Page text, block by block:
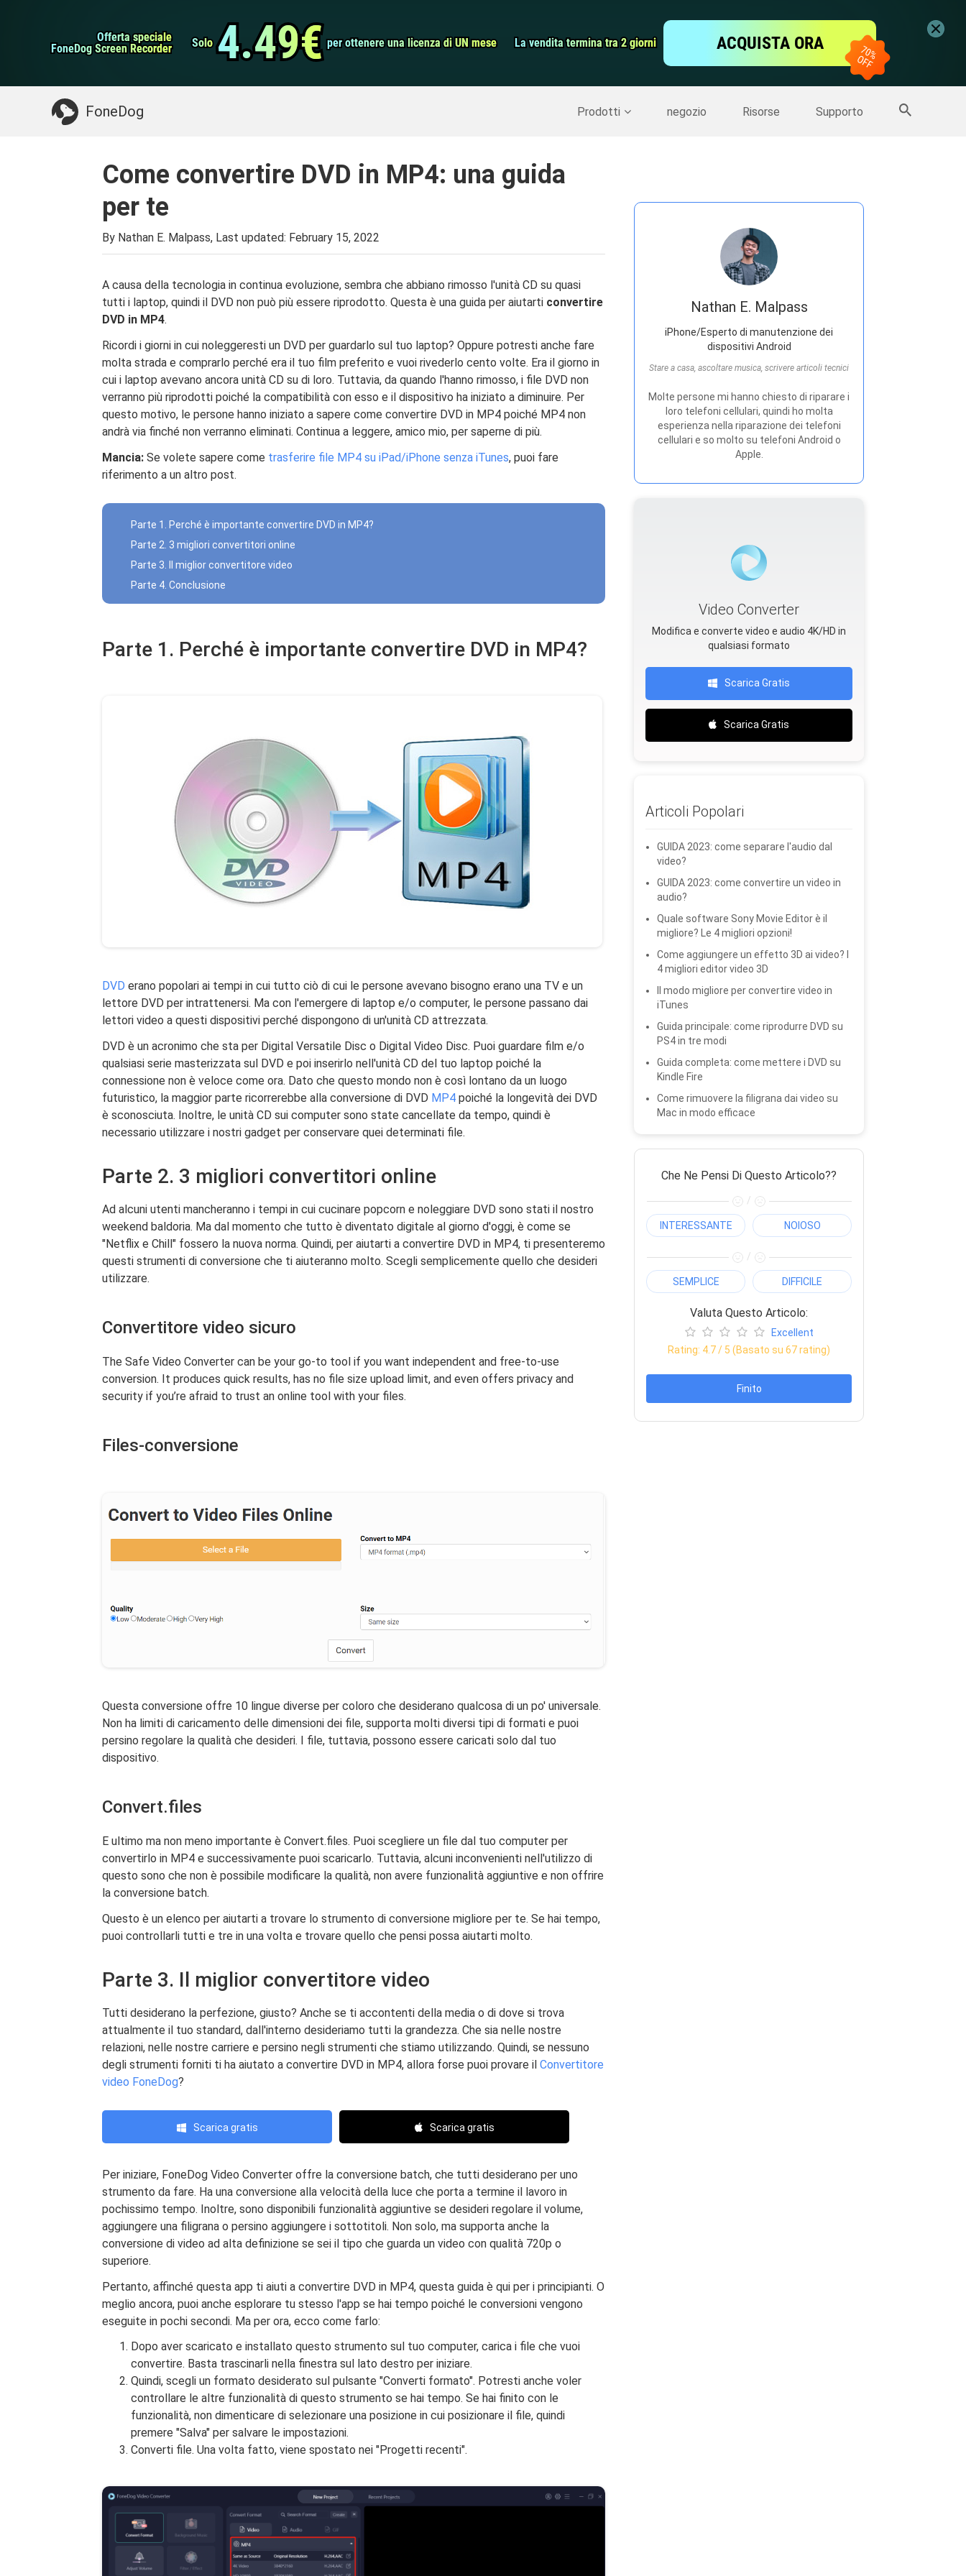
Offerta speciale
Offerta speciale
FoneDog Screen Recorder
FoneDog Screen Recorder Solo
Solo 4.49€
4.49€ per ottenere una licenza di UN mese
per ottenere una licenza di UN mese La vendita termina tra 2 giorni
La vendita termina tra 2 giorni ACQUISTA ORA
FoneDog Prodotti negozio Risorse Supporto
Pulitore iPhone Screen Recorder
Potresti Aver Bisogno: Altri Prodotti
Come convertire DVD in MP4: una guida
per te
By Nathan E. Malpass, Last updated: February 15, 2022
A causa della tecnologia in continua evoluzione, sembra che abbiano rimosso l'unità CD su quasi
tutti i laptop, quindi il DVD non può più essere riprodotto. Questa è una guida per aiutarti convertire
DVD in MP4.
Ricordi i giorni in cui noleggeresti un DVD per guardarlo sul tuo laptop? Oppure potresti anche fare
molta strada e comprarlo perché era il tuo film preferito e vuoi rivederlo cento volte. Era il giorno in
cui i laptop avevano ancora unità CD su di loro. Tuttavia, da quando l'hanno rimosso, i file DVD non
verranno più riprodotti poiché la compatibilità con esso e il dispositivo ha iniziato a diminuire. Per
questo motivo, le persone hanno iniziato a sapere come convertire DVD in MP4 poiché MP4 non
andrà via finché non verranno eliminati. Continua a leggere, amico mio, per saperne di più.
Mancia: Se volete sapere come trasferire file MP4 su iPad/iPhone senza iTunes, puoi fare
riferimento a un altro post.
Parte 1. Perché è importante convertire DVD in MP4?
Parte 2. 3 migliori convertitori online
Parte 3. Il miglior convertitore video
Parte 4. Conclusione
Parte 1. Perché è importante convertire DVD in MP4?
DVD erano popolari ai tempi in cui tutto ciò di cui le persone avevano bisogno erano una TV e un
lettore DVD per intrattenersi. Ma con l'emergere di laptop e/o computer, le persone passano dai
lettori video a questi dispositivi perché dispongono di un'unità CD attrezzata.
DVD è un acronimo che sta per Digital Versatile Disc o Digital Video Disc. Puoi guardare film e/o
qualsiasi serie masterizzata sul DVD e poi inserirlo nell'unità CD del tuo laptop poiché la
connessione non è veloce come ora. Dato che questo mondo non è così lontano da un luogo
futuristico, la maggior parte ricorrerebbe alla conversione di DVD MP4 poiché la longevità dei DVD
è sconosciuta. Inoltre, le unità CD sui computer sono state cancellate da tempo, quindi è
necessario utilizzare i nostri gadget per conservare quei determinati file.
Parte 2. 3 migliori convertitori online
Ad alcuni utenti mancheranno i tempi in cui cucinare popcorn e noleggiare DVD sono stati il ​​nostro
weekend baldoria. Ma dal momento che tutto è diventato digitale al giorno d'oggi, è come se
"Netflix e Chill" fossero la nuova norma. Quindi, per aiutarti a convertire DVD in MP4, ti presenteremo
questi strumenti di conversione che ti aiuteranno molto. Scegli semplicemente quello che desideri
utilizzare.
Convertitore video sicuro
The Safe Video Converter can be your go-to tool if you want independent and free-to-use
conversion. It produces quick results, has no file size upload limit, and even offers privacy and
security if you’re afraid to trust an online tool with your files.
Files-conversione
Questa conversione offre 10 lingue diverse per coloro che desiderano qualcosa di un po' universale.
Non ha limiti di caricamento delle dimensioni dei file, supporta molti diversi tipi di formati e puoi
persino regolare la qualità che desideri. I file, tuttavia, possono essere caricati solo dal tuo
dispositivo.
Convert.files
E ultimo ma non meno importante è Convert.files. Puoi scegliere un file dal tuo computer per
convertirlo in MP4 e successivamente puoi scaricarlo. Tuttavia, alcuni inconvenienti nell'utilizzo di
questo sono che non è possibile modificare la qualità, non avere funzionalità aggiuntive e non offrire
la conversione batch.
Questo è un elenco per aiutarti a trovare lo strumento di conversione migliore per te. Se hai tempo,
puoi controllarli tutti e tre in una volta e trovare quello che pensi possa aiutarti molto.
Parte 3. Il miglior convertitore video
Tutti desiderano la perfezione, giusto? Anche se ti accontenti della media o di dove si trova
attualmente il tuo standard, dall'interno desideriamo tutti la grandezza. Che sia nelle nostre
relazioni, nelle nostre carriere e persino negli strumenti che stiamo utilizzando. Quindi, se nessuno
degli strumenti forniti ti ha aiutato a convertire DVD in MP4, allora forse puoi provare il Convertitore
video FoneDog?
Scarica gratis Scarica gratis
Per iniziare, FoneDog Video Converter offre la conversione batch, che tutti desiderano per uno
strumento da fare. Ha una conversione alla velocità della luce che porta a termine il lavoro in
pochissimo tempo. Inoltre, sono disponibili funzionalità aggiuntive se desideri regolare il volume,
aggiungere una filigrana o persino aggiungere i sottotitoli. Non solo, ma supporta anche la
conversione di video ad alta definizione se sei il tipo che guarda un video con qualità 720p o
superiore.
Pertanto, affinché questa app ti aiuti a convertire DVD in MP4, questa guida è qui per i principianti. O
meglio ancora, puoi anche esplorare tu stesso l'app se hai tempo poiché le conversioni vengono
eseguite in pochi secondi. Ma per ora, ecco come farlo:
Dopo aver scaricato e installato questo strumento sul tuo computer, carica i file che vuoi
convertire. Basta trascinarli nella finestra sul lato destro per iniziare.
Quindi, scegli un formato desiderato sul pulsante "Converti formato". Potresti anche voler
controllare le altre funzionalità di questo strumento se hai tempo. Se hai finito con le
funzionalità, non dimenticare di selezionare una posizione in cui posizionare il file, quindi
premere "Salva" per salvare le impostazioni.
Converti file. Una volta fatto, viene spostato nei "Progetti recenti".
Nathan E. Malpass
iPhone/Esperto di manutenzione dei
dispositivi Android
Stare a casa, ascoltare musica, scrivere articoli tecnici
Molte persone mi hanno chiesto di riparare i
loro telefoni cellulari, quindi ho molta
esperienza nella riparazione dei telefoni
cellulari e so molto su telefoni Android o
Apple.
Video Converter
Modifica e converte video e audio 4K/HD in
qualsiasi formato
Scarica Gratis
Scarica Gratis
Articoli Popolari
GUIDA 2023: come separare l'audio dal
video?
GUIDA 2023: come convertire un video in
audio?
Quale software Sony Movie Editor è il
migliore? Le 4 migliori opzioni!
Come aggiungere un effetto 3D ai video? I
4 migliori editor video 3D
Il modo migliore per convertire video in
iTunes
Guida principale: come riprodurre DVD su
PS4 in tre modi
Guida completa: come mettere i DVD su
Kindle Fire
Come rimuovere la filigrana dai video su
Mac in modo efficace
Che Ne Pensi Di Questo Articolo??
/
INTERESSANTE NOIOSO
/
SEMPLICE DIFFICILE
Valuta Questo Articolo:
Excellent
Rating: 4.7/ 5 (Basato su 67rating)
Finito